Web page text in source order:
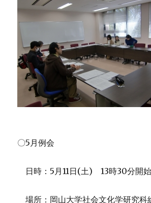
〇5月例会
日時：5月11日(土) 13時30分開始
場所：岡山大学社会文化学研究科